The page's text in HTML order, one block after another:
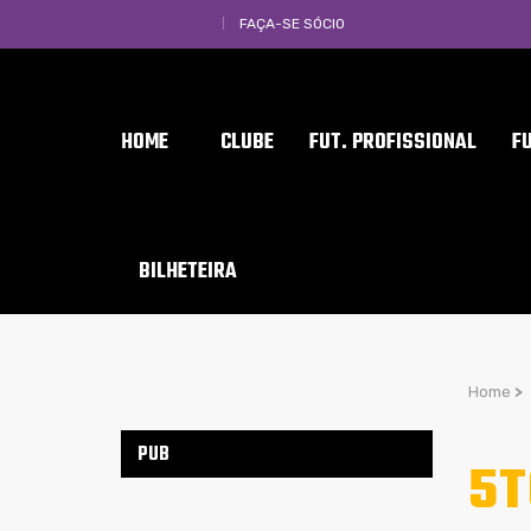
FAÇA-SE SÓCIO
HOME CLUBE FUT. PROFISSIONAL
BILHETEIRA
Home >
PUB